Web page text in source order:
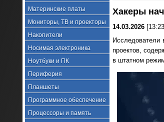
Материнские платы
Мониторы, ТВ и проекторы
Накопители
Носимая электроника
Ноутбуки и ПК
Периферия
Планшеты
Программное обеспечение
Процессоры и память
Хакеры
14.03.2026
Исследователи
проектов,
в штатном